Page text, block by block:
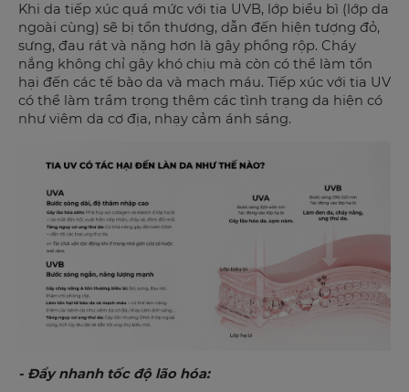
Khi da tiếp xúc quá mức với tia UVB, lớp biểu bì (lớp da
ngoài cùng) sẽ bị tổn thương, dẫn đến hiện tượng đỏ,
sưng, đau rát và nặng hơn là gây phồng rộp. Cháy
nắng không chỉ gây khó chịu mà còn có thể làm tổn
hại đến các tế bào da và mạch máu. Tiếp xúc với tia UV
có thể làm trầm trọng thêm các tình trạng da hiện có
như viêm da cơ địa, nhạy cảm ánh sáng.
- Đẩy nhanh tốc độ lão hóa: